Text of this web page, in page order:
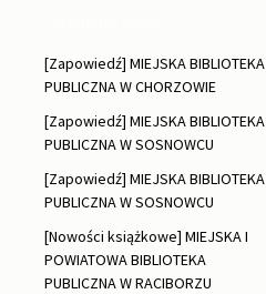
[Zapowiedź] MIEJSKA BIBLIOTEKA
PUBLICZNA W CHORZOWIE
[Zapowiedź] MIEJSKA BIBLIOTEKA
PUBLICZNA W SOSNOWCU
[Zapowiedź] MIEJSKA BIBLIOTEKA
PUBLICZNA W SOSNOWCU
[Nowości książkowe] MIEJSKA I
POWIATOWA BIBLIOTEKA
PUBLICZNA W RACIBORZU